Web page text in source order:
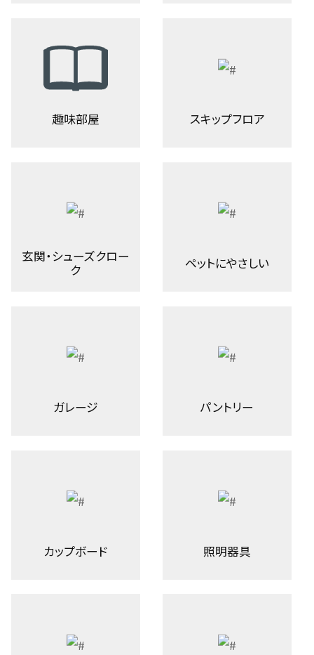
趣味部屋 スキップフロア
玄関・シューズクロー
ク
ペットにやさしい
ガレージ パントリー
カップボード 照明器具